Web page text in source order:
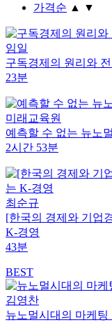
가격순 ▲ ▼
임일
구독경제의 원리와
23분
미래교육원
예측할 수 없는 뉴노
2시간 53분
최순규
[한국의 경제와 기업
K-경영
43분
BEST
김영찬
뉴노멀시대의 마케팅